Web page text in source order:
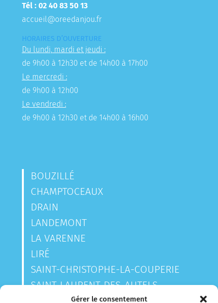
Gérer le consentement
Tél : 02 40 83 50 13
accueil@oreedanjou.fr
HORAIRES D’OUVERTURE
Du lundi, mardi et jeudi :
de 9h00 à 12h30 et de 14h00 à 17h00
Le mercredi :
de 9h00 à 12h00
Le vendredi :
de 9h00 à 12h30 et de 14h00 à 16h00
BOUZILLÉ
CHAMPTOCEAUX
DRAIN
LANDEMONT
LA VARENNE
LIRÉ
SAINT-CHRISTOPHE-LA-COUPERIE
SAINT-LAURENT-DES-AUTELS
SAINT-SAUVEUR-DE-LANDEMONT